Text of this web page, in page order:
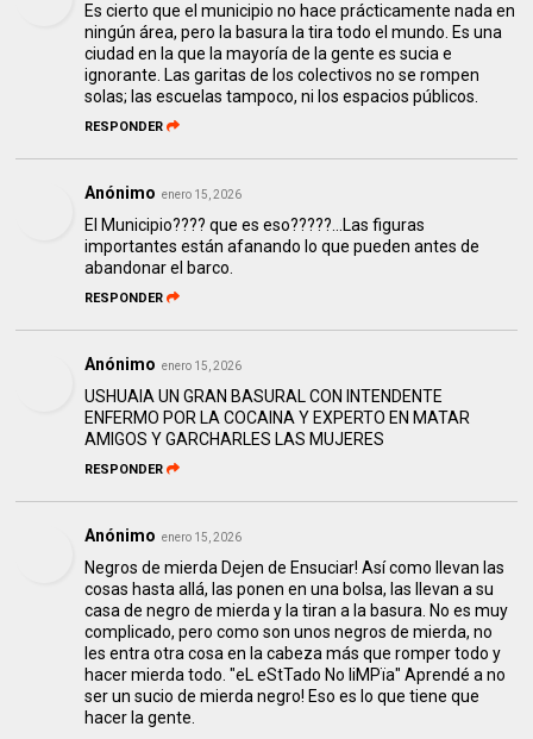
Es cierto que el municipio no hace prácticamente nada en
ningún área, pero la basura la tira todo el mundo. Es una
ciudad en la que la mayoría de la gente es sucia e
ignorante. Las garitas de los colectivos no se rompen
solas; las escuelas tampoco, ni los espacios públicos.
RESPONDER
Anónimo enero 15, 2026
El Municipio???? que es eso?????...Las figuras
importantes están afanando lo que pueden antes de
abandonar el barco.
RESPONDER
Anónimo enero 15, 2026
USHUAIA UN GRAN BASURAL CON INTENDENTE
ENFERMO POR LA COCAINA Y EXPERTO EN MATAR
AMIGOS Y GARCHARLES LAS MUJERES
RESPONDER
Anónimo enero 15, 2026
Negros de mierda Dejen de Ensuciar! Así como llevan las
cosas hasta allá, las ponen en una bolsa, las llevan a su
casa de negro de mierda y la tiran a la basura. No es muy
complicado, pero como son unos negros de mierda, no
les entra otra cosa en la cabeza más que romper todo y
hacer mierda todo. "eL eStTado No liMPïa" Aprendé a no
ser un sucio de mierda negro! Eso es lo que tiene que
hacer la gente.